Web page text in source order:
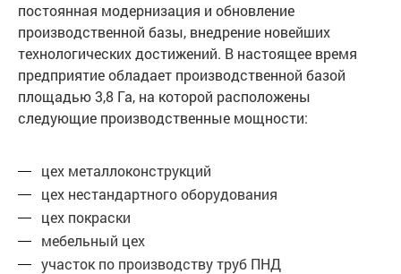
постоянная модернизация и обновление
производственной базы, внедрение новейших
технологических достижений. В настоящее время
предприятие обладает производственной базой
площадью 3,8 Га, на которой расположены
следующие производственные мощности:
цех металлоконструкций
цех нестандартного оборудования
цех покраски
мебельный цех
участок по производству труб ПНД